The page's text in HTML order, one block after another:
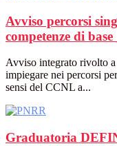
Avviso percorsi
competenze di
Avviso integrato rivolto a
impiegare nei percorsi
sensi del CCNL a...
Graduatoria